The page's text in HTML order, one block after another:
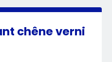
chêne verni